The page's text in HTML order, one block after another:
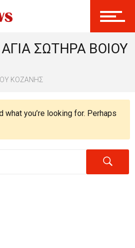
Γίνεται ΜέλοςΣΩΤΗΡΑ ΒΟΙΟΥ
ΚΟΖΑΝΗΣ
what you’re looking for. Perhaps